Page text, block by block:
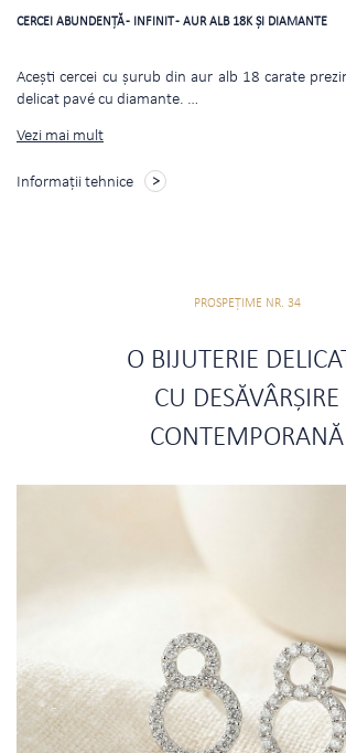
CERCEI ABUNDENŢĂ - INFINIT - AUR ALB 18K ŞI DIAMANTE
Acești cercei cu şurub din aur alb 18 carate
delicat pavé cu diamante. …
Vezi mai mult
Informații tehnice
PROSPEŢIME NR. 34
O BIJUTERIE
CU DESĂVÂRȘIRE
CONTEMPORANĂ